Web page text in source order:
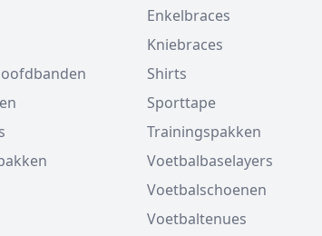
Enkelbraces
Kniebraces
Shirts
Sporttape
Trainingspakken
Voetbalbaselayers
Voetbalschoenen
Voetbaltenues